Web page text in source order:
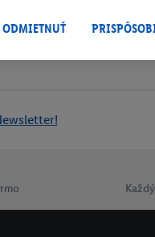
aj na rôznych zariadeniach a
alebo používanie viacerých
identifikátorov/
technológií.
do budúcnosti
ODMIETNUŤ